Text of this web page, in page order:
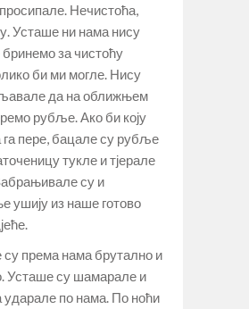
Нечистоћа,
Усташе ни нама нису
за чистоћу
би ми могле. Нису
да на оближњем
рубље. Ако би коју
га пере, бацале су рубље
тукле и тјерале
су и
ушију из наше готово
су према нама брутално и
Усташе су шамарале и
ударале по нама. По ноћи